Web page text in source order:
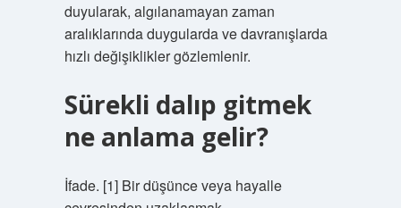
duyularak, algılanamayan zaman
aralıklarında duygularda ve davranışlarda
hızlı değişiklikler gözlemlenir.
Sürekli dalıp gitmek
ne anlama gelir?
İfade. [1] Bir düşünce veya hayalle